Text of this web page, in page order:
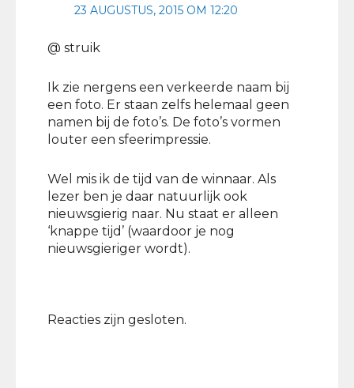
23 AUGUSTUS, 2015 OM 12:20
@ struik
Ik zie nergens een verkeerde naam bij
een foto. Er staan zelfs helemaal geen
namen bij de foto’s. De foto’s vormen
louter een sfeerimpressie.
Wel mis ik de tijd van de winnaar. Als
lezer ben je daar natuurlijk ook
nieuwsgierig naar. Nu staat er alleen
‘knappe tijd’ (waardoor je nog
nieuwsgieriger wordt).
Reacties zijn gesloten.